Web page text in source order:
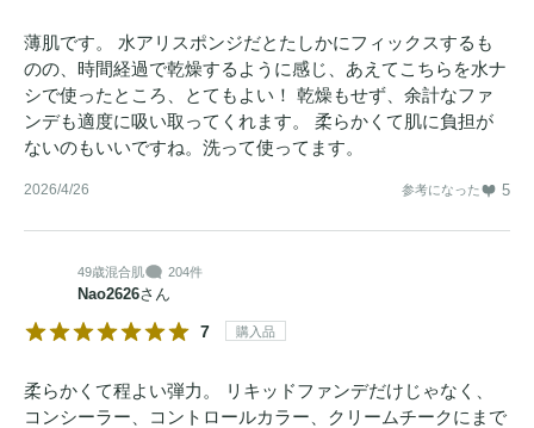
薄肌です。 水アリスポンジだとたしかにフィックスするも
のの、時間経過で乾燥するように感じ、あえてこちらを水ナ
シで使ったところ、とてもよい！ 乾燥もせず、余計なファ
ンデも適度に吸い取ってくれます。 柔らかくて肌に負担が
ないのもいいですね。洗って使ってます。
2026/4/26 参考になった 5
49歳混合肌 204件
Nao2626さん
7 購入品
柔らかくて程よい弾力。 リキッドファンデだけじゃなく、
コンシーラー、コントロールカラー、クリームチークにまで